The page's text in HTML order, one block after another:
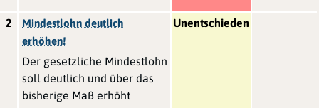
2
Mindestlohn deutlich
erhöhen!
Der gesetzliche Mindestlohn
soll deutlich und über das
bisherige Maß erhöht
Unentschieden